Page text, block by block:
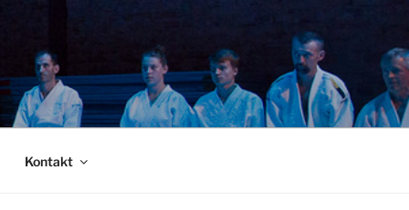
Kontakt